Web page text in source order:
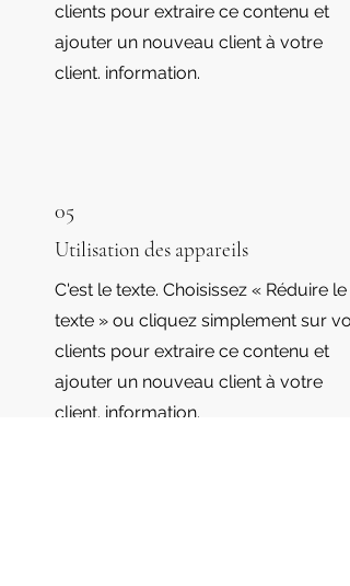
clients pour extraire ce contenu et
ajouter un nouveau client à votre
client. information.
05
Utilisation des appareils
C'est le texte. Choisissez « Réduire le
texte » ou cliquez simplement sur vos
clients pour extraire ce contenu et
ajouter un nouveau client à votre
client. information.